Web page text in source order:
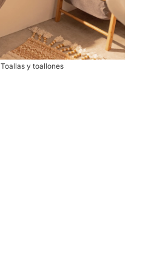
Toallas y toallones